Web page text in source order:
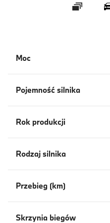
Galeria
Moc
Pojemność silnika
Rok produkcji
Rodzaj silnika
Przebieg (km)
Skrzynia biegów